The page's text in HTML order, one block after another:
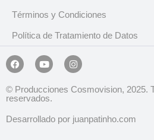
Términos y Condiciones
Política de Tratamiento de Datos
© Producciones Cosmovision, 2025.
reservados.
Desarrollado por juanpatinho.com